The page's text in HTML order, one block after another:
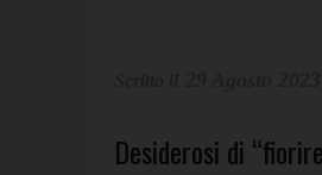
Desiderosi di